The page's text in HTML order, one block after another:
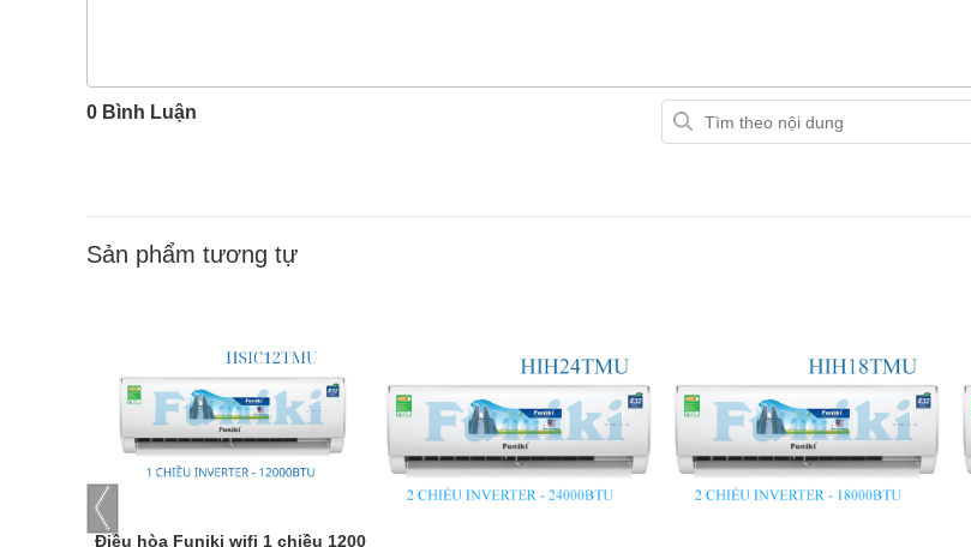
0 Bình Luận
Sản phẩm tương tự
Điều hòa Funiki wifi 1 chiều 12000 BTU inverter HSIC12TMU